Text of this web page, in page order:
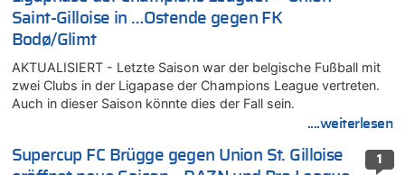
Saint-Gilloise in …Ostende gegen FK
Bodø/Glimt
AKTUALISIERT - Letzte Saison war der belgische Fußball mit
zwei Clubs in der Ligapase der Champions League vertreten.
Auch in dieser Saison könnte dies der Fall sein.
....weiterlesen
1
Supercup FC Brügge gegen Union St. Gilloise